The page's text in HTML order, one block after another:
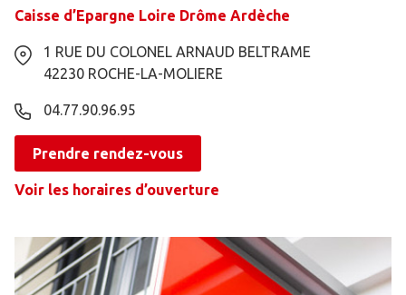
Caisse d’Epargne Loire Drôme Ardèche
1 RUE DU COLONEL ARNAUD BELTRAME
42230 ROCHE-LA-MOLIERE
04.77.90.96.95
Prendre rendez-vous
Voir les horaires d’ouverture